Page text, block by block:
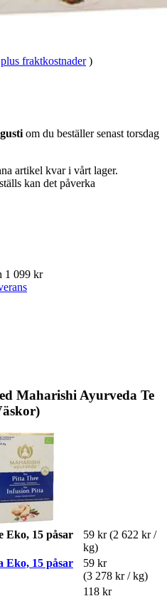
plus fraktkostnader )
om du beställer senast torsdag
artikel kvar i vårt lager.
kan det påverka
1 099 kr
Maharishi Ayurveda Te
Eko, 15 påsar
59 kr (2 622 kr /
kg)
Eko, 15 påsar
59 kr
(3 278 kr / kg)
118 kr